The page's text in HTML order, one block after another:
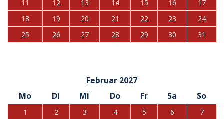
11
12 13 14 15 16
17
18
19 20 21 22 23
24
25
26 27 28 29 30 31
Februar 2027
Mo
Di Mi Do Fr Sa So
1 2 3 4 5 6
7